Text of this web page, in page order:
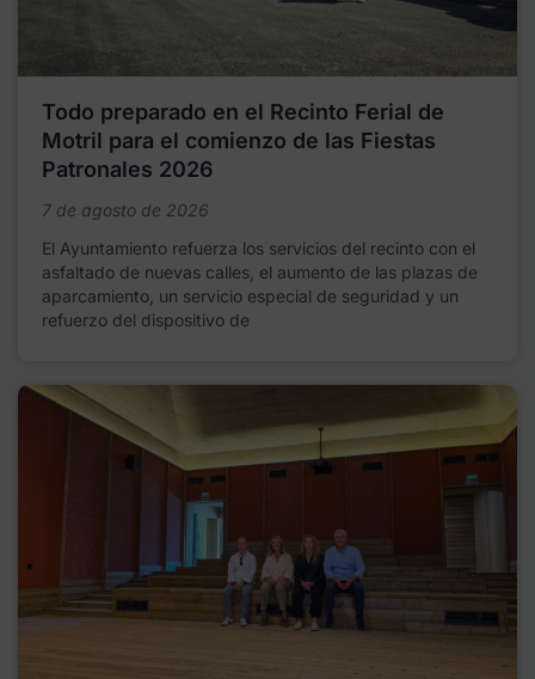
Todo preparado en el Recinto Ferial de
Motril para el comienzo de las Fiestas
Patronales 2026
7 de agosto de 2026
El Ayuntamiento refuerza los servicios del recinto con el
asfaltado de nuevas calles, el aumento de las plazas de
aparcamiento, un servicio especial de seguridad y un
refuerzo del dispositivo de